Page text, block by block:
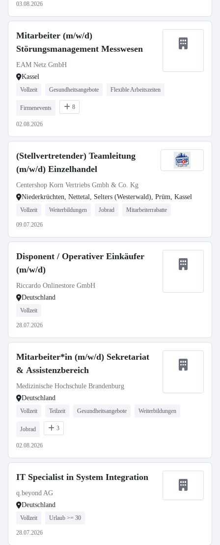
03.08.2026
Mitarbeiter (m/w/d)
Störungsmanagement Messwesen
EAM Netz GmbH
Kassel
Vollzeit Gesundheitsangebote Flexible Arbeitszeiten
Firmenevents 8
02.08.2026
(Stellvertretender) Teamleitung
(m/w/d) Einzelhandel
Centershop Korn Vertriebs Gmbh & Co. Kg
Niederkrüchten, Nettetal, Selters (Westerwald), Prüm, Kassel
Vollzeit Weiterbildungen Jobrad Mitarbeiterrabatte
09.07.2026
Disponent / Operativer Einkäufer
(m/w/d)
Riccardo Onlinestore GmbH
Deutschland
Vollzeit
28.07.2026
Mitarbeiter*in (m/w/d) Sekretariat
& Assistenzbereich
Medizinische Hochschule Brandenburg
Deutschland
Vollzeit Teilzeit Gesundheitsangebote Weiterbildungen
Jobrad 3
02.08.2026
IT Specialist in System Integration
q.beyond AG
Deutschland
Vollzeit Urlaub >= 30
28.07.2026